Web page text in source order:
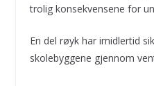
trolig konsekvensene for
En del røyk har imidlertid
skolebyggene gjennom